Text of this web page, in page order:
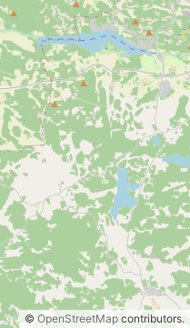
© OpenStreetMap contributors.